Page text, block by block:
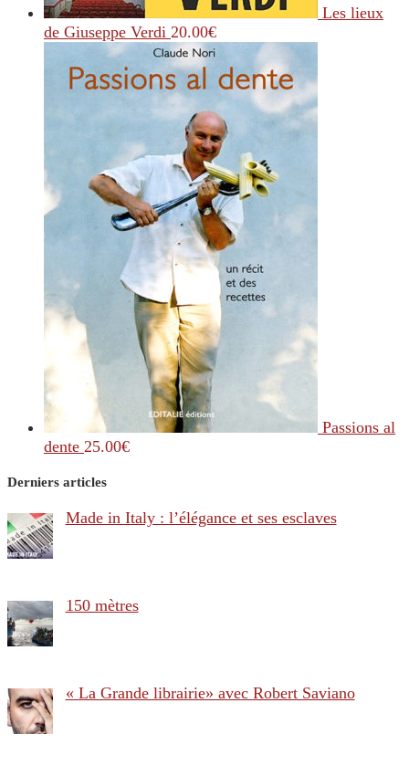
Les lieux
de Giuseppe Verdi 20.00€
Passions al
dente 25.00€
Derniers articles
Made in Italy : l’élégance et ses esclaves
150 mètres
« La Grande librairie» avec Robert Saviano